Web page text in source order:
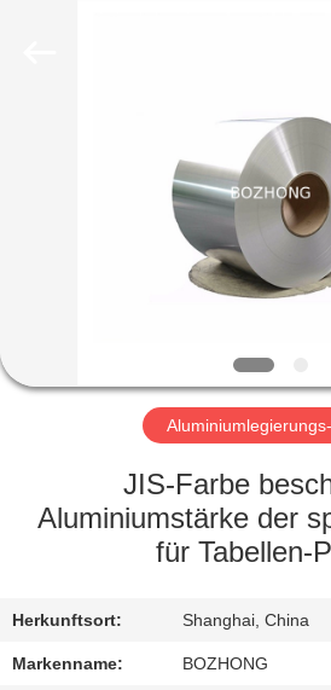
PRODUKTE
FABRIK-
AUSFLUG
SIE
MIT
JIS-Farbe
Aluminiumstärke der
für Tabellen-
Herkunftsort: Shanghai, China
Markenname: BOZHONG